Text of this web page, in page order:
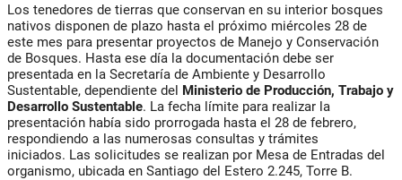
Los tenedores de tierras que conservan en su interior bosques
nativos disponen de plazo hasta el próximo miércoles 28 de
este mes para presentar proyectos de Manejo y Conservación
de Bosques. Hasta ese día la documentación debe ser
presentada en la Secretaría de Ambiente y Desarrollo
Sustentable, dependiente del Ministerio de Producción, Trabajo y
Desarrollo Sustentable. La fecha límite para realizar la
presentación había sido prorrogada hasta el 28 de febrero,
respondiendo a las numerosas consultas y trámites
iniciados. Las solicitudes se realizan por Mesa de Entradas del
organismo, ubicada en Santiago del Estero 2.245, Torre B.